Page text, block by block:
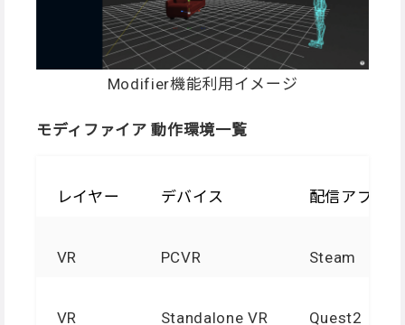
Modifier機能利用イメージ
モディファイア 動作環境一覧
レイヤー デバイス 配信アプリ
VR PCVR Steam
VR Standalone VR Quest2